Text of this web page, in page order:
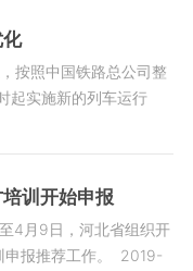
按照中国铁路总公司整
起实施新的列车运行
训开始申报
4月9日，河北省组织开
报推荐工作。
2019-